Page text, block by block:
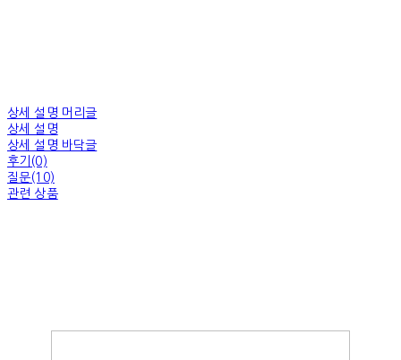
상세 설명 머리글
상세 설명
상세 설명 바닥글
후기(0)
질문(10)
관련 상품